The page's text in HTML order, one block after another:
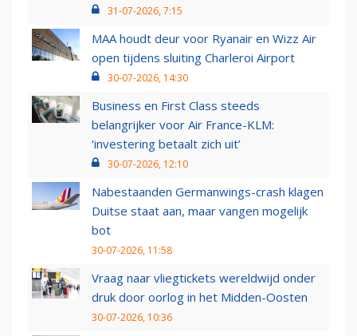
31-07-2026, 7:15
MAA houdt deur voor Ryanair en Wizz Air
open tijdens sluiting Charleroi Airport
30-07-2026, 14:30
Business en First Class steeds
belangrijker voor Air France-KLM:
‘investering betaalt zich uit’
30-07-2026, 12:10
Nabestaanden Germanwings-crash klagen
Duitse staat aan, maar vangen mogelijk
bot
30-07-2026, 11:58
Vraag naar vliegtickets wereldwijd onder
druk door oorlog in het Midden-Oosten
30-07-2026, 10:36